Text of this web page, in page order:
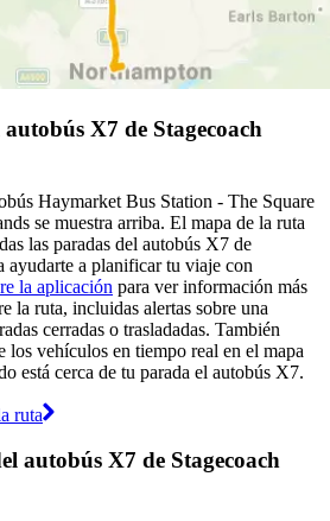
X7 de Stagecoach
Haymarket Bus Station - The Square
se muestra arriba. El mapa de la ruta
las paradas del autobús X7 de
ayudarte a planificar tu viaje con
la aplicación para ver información más
la ruta, incluidas alertas sobre una
cerradas o trasladadas. También
los vehículos en tiempo real en el mapa
está cerca de tu parada el autobús X7.
ruta
autobús X7 de Stagecoach